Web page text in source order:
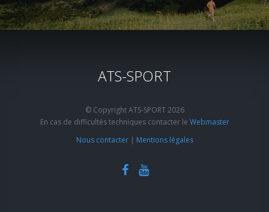
ATS-SPORT
© Copyright ATS-SPORT 2026
En cas de difficultés techniques contacter le Webmaster
Nous contacter| Mentions légales